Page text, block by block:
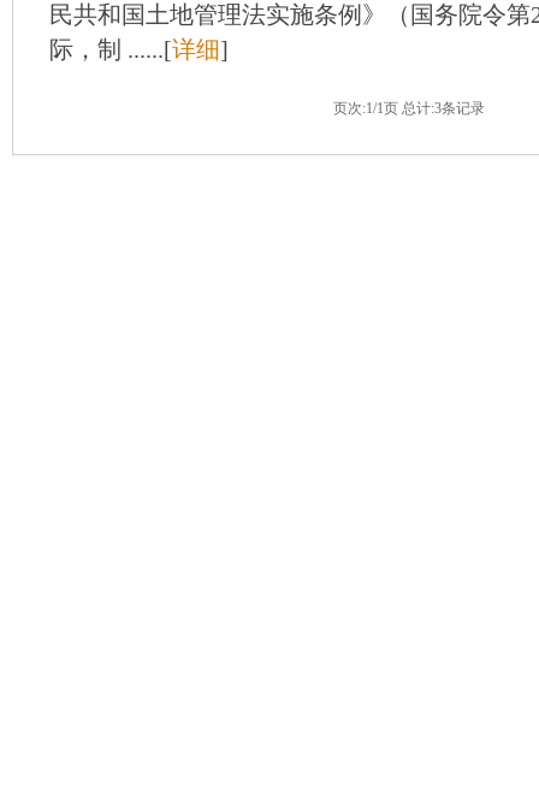
民共和国土地管理法实施条例》（国务院令第
际，制 ......[详细]
页次:1/1页 总计:3条记录